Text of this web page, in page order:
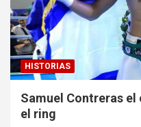
HISTORIAS
Samuel Contreras el
el ring